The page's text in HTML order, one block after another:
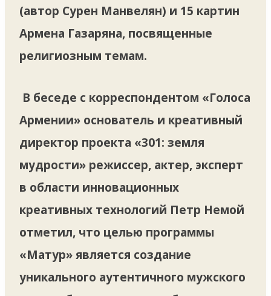
(автор Сурен Манвелян) и 15 картин
Армена Газаряна, посвященные
религиозным темам.
В беседе с корреспондентом «Голоса
Армении» основатель и креативный
директор проекта «301: земля
мудрости» режиссер, актер, эксперт
в области инновационных
креативных технологий Петр Немой
отметил, что целью программы
«Матур» является создание
уникального аутентичного мужского